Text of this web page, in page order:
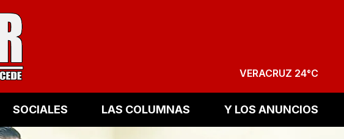
VERACRUZ 24°C
SOCIALES LAS COLUMNAS Y LOS ANUNCIOS